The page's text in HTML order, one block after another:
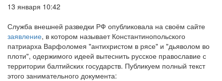
Св. Доминик, священник
см. календарь
Обратная связь
mail@apologia.ru
13 января 10:42
Служба внешней разведки РФ опубликовала на своём сайте
заявление, в котором называет Константинопольского
патриарха Варфоломея "антихристом в рясе" и "дьяволом во
плоти", одержимого идеей вытеснить русское православие с
территории балтийских государств. Публикуем полный текст
этого занимательного документа: